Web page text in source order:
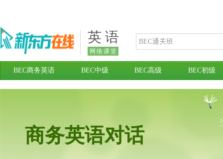
英 语
网络课堂
BEC商务英语 BEC中级 BEC高级 BEC初级
商务英语对话